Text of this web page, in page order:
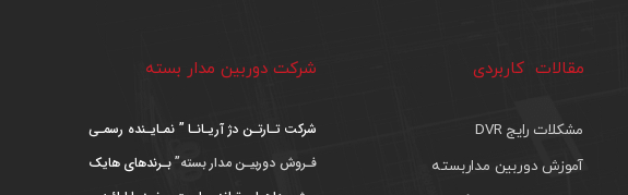
مقالات کاربردی
مشکلات رایج DVR
آموزش دوربین مداربسته
شرکت دوربین مدار بسته
شرکت تـارتـن دژ آریـانـا ” نمـایـنده رسمـی
فـروش دوربیـن مدار بسته”بـرندهای هایک